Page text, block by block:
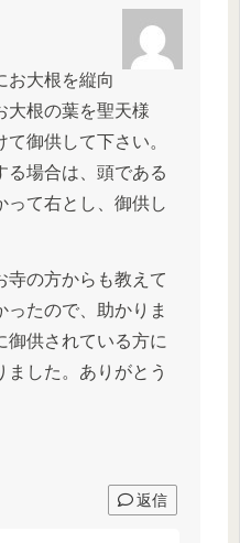
お大根を縦向
大根の葉を聖天様
て御供して下さい。
る場合は、頭である
って右とし、御供し
寺の方からも教えて
ったので、助かりま
御供されている方に
ました。ありがとう
返信